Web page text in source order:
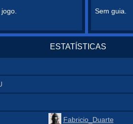
Sem guia.
ESTATÍSTICAS
Fabricio_Duarte